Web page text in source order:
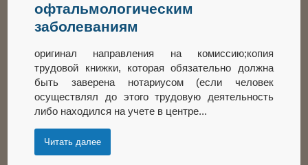
офтальмологическим
заболеваниям
оригинал направления на комиссию;копия
трудовой книжки, которая обязательно должна
быть заверена нотариусом (если человек
осуществлял до этого трудовую деятельность
либо находился на учете в центре...
Читать далее